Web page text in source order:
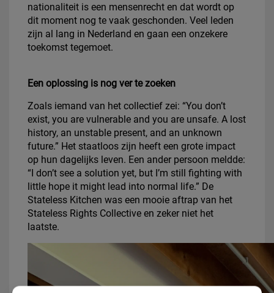
nationaliteit is een mensenrecht en dat wordt op
dit moment nog te vaak geschonden. Veel leden
zijn al lang in Nederland en gaan een onzekere
toekomst tegemoet.
Een oplossing is nog ver te zoeken
Zoals iemand van het collectief zei: “You don’t
exist, you are vulnerable and you are unsafe. A lost
history, an unstable present, and an unknown
future.” Het staatloos zijn heeft een grote impact
op hun dagelijks leven. Een ander persoon meldde:
“I don’t see a solution yet, but I’m still fighting with
little hope it might lead into normal life.” De
Stateless Kitchen was een mooie aftrap van het
Stateless Rights Collective en zeker niet het
laatste.